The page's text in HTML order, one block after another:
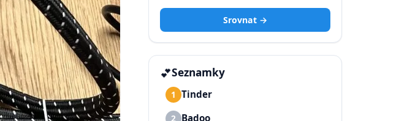
Srovnat →
💕Seznamky
1 Tinder
2 Badoo